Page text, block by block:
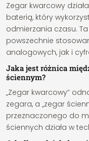
Zegar kwarcowy
baterią, który
odmierzania czasu.
powszechnie
analogowych, jak i
Jaka jest różnica
ściennym?
„Zegar kwarcowy”
zegara, a „zegar
przeznaczonego do
ściennych działa w